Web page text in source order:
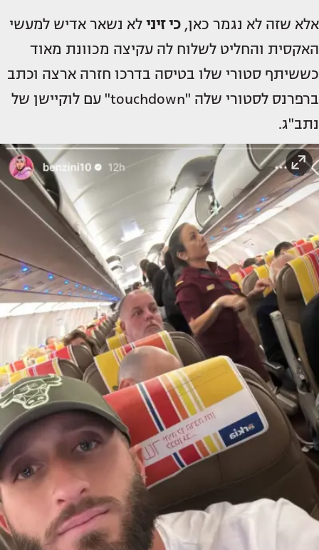
אלא שזה לא נגמר כאן, כי זיני לא נשאר אדיש למעשי
האקסית והחליט לשלוח לה עקיצה מכוונת מאוד
כששיתף סטורי שלו בטיסה בדרכו חזרה ארצה וכתב
ברפרנס לסטורי שלה "touchdown" עם לוקיישן של
נתב"ג.